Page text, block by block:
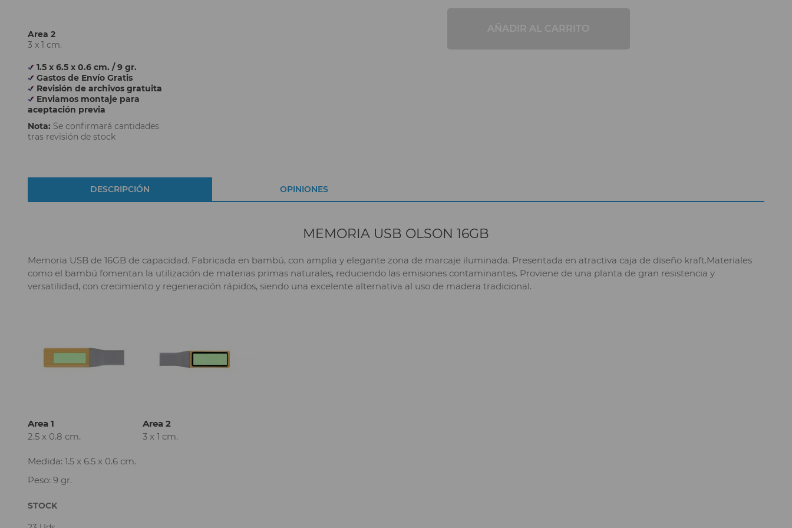
Area 2
3 x 1 cm.
1.5 x 6.5 x 0.6 cm. / 9 gr.
Gastos de Envío Gratis
Revisión de archivos gratuita
Enviamos montaje para
aceptación previa
Nota: Se confirmará cantidades
tras revisión de stock
AÑADIR AL CARRITO
DESCRIPCIÓN
MEMORIA USB OLSON 16GB
Memoria USB de 16GB de capacidad. Fabricada en bambú, con amplia y elegante zona de marcaje iluminada. Presentada en atractiva caja de diseño kraft.Materiales
como el bambú fomentan la utilización de materias primas naturales, reduciendo las emisiones contaminantes. Proviene de una planta de gran resistencia y
versatilidad, con crecimiento y regeneración rápidos, siendo una excelente alternativa al uso de madera tradicional.
Area 1
2.5 x 0.8 cm.
Area 2
3 x 1 cm.
Medida: 1.5 x 6.5 x 0.6 cm.
Peso: 9 gr.
OPINIONES
STOCK